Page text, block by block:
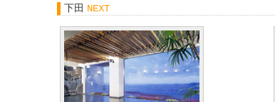
下田 NEXT